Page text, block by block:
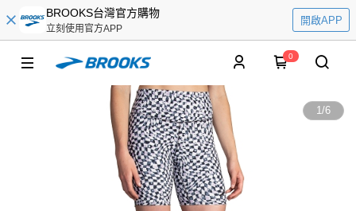
BROOKS台灣官方購物
立刻使用官方APP
開啟APP
0
1/6